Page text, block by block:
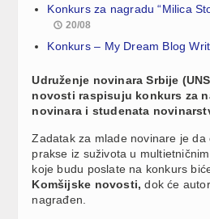
Konkurs za nagradu “Milica
20/08
Konkurs – My Dream Blog
Udruženje novinara Srbije
novosti raspisuju konkurs za
novinara i studenata
Zadatak za mlade novinare je
prakse iz suživota u
koje budu poslate na konkurs
Komšijske novosti, dok će
nagrađen.